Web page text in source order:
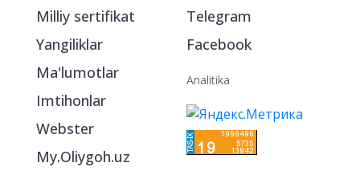
Milliy sertifikat
Yangiliklar
Ma'lumotlar
Imtihonlar
Webster
My.Oliygoh.uz
Telegram
Facebook
Analitika